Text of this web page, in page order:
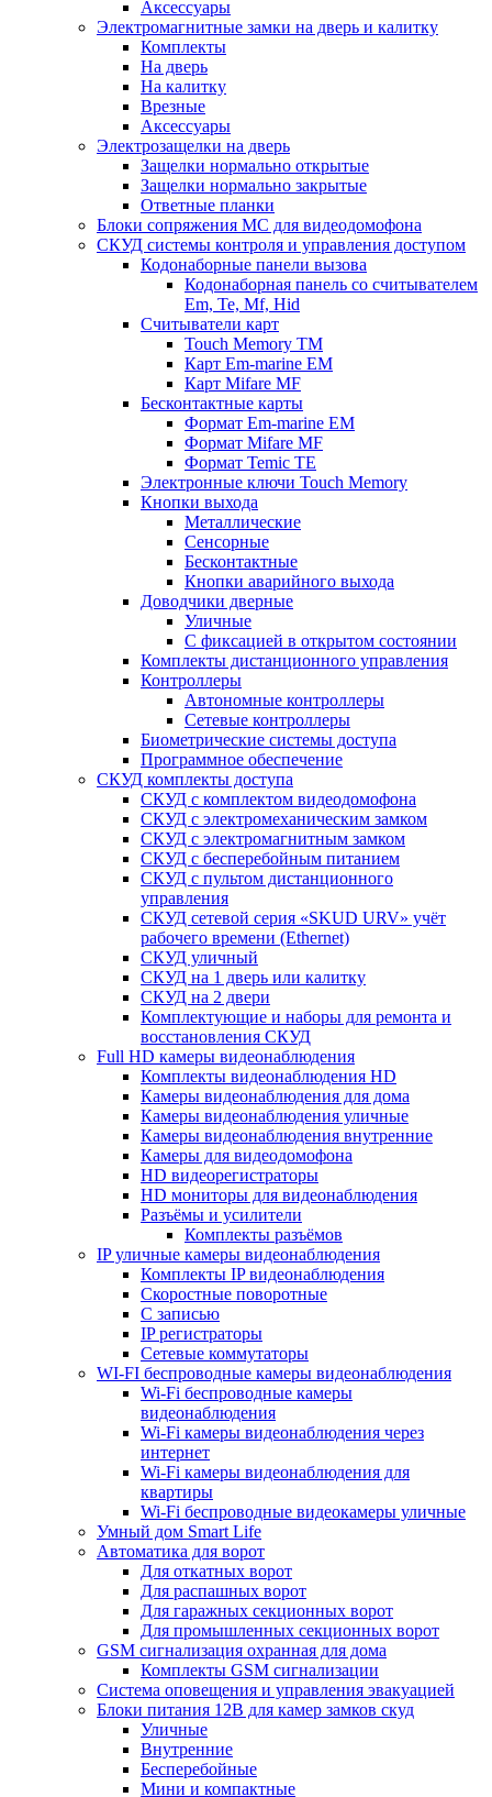
Аксессуары
Электромагнитные замки на дверь и калитку
Комплекты
На дверь
На калитку
Врезные
Аксессуары
Электрозащелки на дверь
Защелки нормально открытые
Защелки нормально закрытые
Ответные планки
Блоки сопряжения МС для видеодомофона
СКУД системы контроля и управления доступом
Кодонаборные панели вызова
Кодонаборная панель со считывателем
Em, Te, Mf, Hid
Считыватели карт
Touch Memory TM
Карт Em-marine EM
Карт Mifare MF
Бесконтактные карты
Формат Em-marine EM
Формат Mifare MF
Формат Temic TE
Электронные ключи Touch Memory
Кнопки выхода
Металлические
Сенсорные
Бесконтактные
Кнопки аварийного выхода
Доводчики дверные
Уличные
С фиксацией в открытом состоянии
Комплекты дистанционного управления
Контроллеры
Автономные контроллеры
Сетевые контроллеры
Биометрические системы доступа
Программное обеспечение
СКУД комплекты доступа
СКУД с комплектом видеодомофона
СКУД с электромеханическим замком
СКУД с электромагнитным замком
СКУД с бесперебойным питанием
СКУД с пультом дистанционного
управления
СКУД сетевой серия «SKUD URV» учёт
рабочего времени (Ethernet)
СКУД уличный
СКУД на 1 дверь или калитку
СКУД на 2 двери
Комплектующие и наборы для ремонта и
восстановления СКУД
Full HD камеры видеонаблюдения
Комплекты видеонаблюдения HD
Камеры видеонаблюдения для дома
Камеры видеонаблюдения уличные
Камеры видеонаблюдения внутренние
Камеры для видеодомофона
HD видеорегистраторы
HD мониторы для видеонаблюдения
Разъёмы и усилители
Комплекты разъёмов
IP уличные камеры видеонаблюдения
Комплекты IP видеонаблюдения
Скоростные поворотные
С записью
IP регистраторы
Сетевые коммутаторы
WI-FI беспроводные камеры видеонаблюдения
Wi-Fi беспроводные камеры
видеонаблюдения
Wi-Fi камеры видеонаблюдения через
интернет
Wi-Fi камеры видеонаблюдения для
квартиры
Wi-Fi беспроводные видеокамеры уличные
Умный дом Smart Life
Автоматика для ворот
Для откатных ворот
Для распашных ворот
Для гаражных секционных ворот
Для промышленных секционных ворот
GSM сигнализация охранная для дома
Комплекты GSM сигнализации
Cистема оповещения и управления эвакуацией
Блоки питания 12В для камер замков скуд
Уличные
Внутренние
Бесперебойные
Мини и компактные